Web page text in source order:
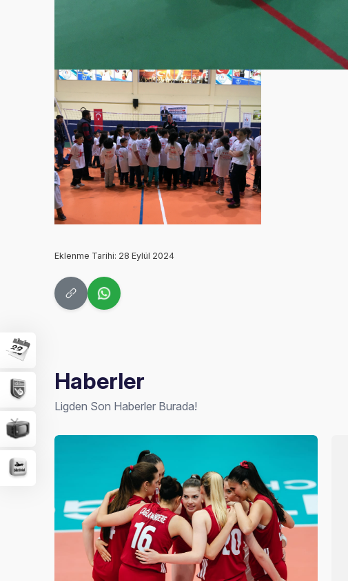
Eklenme Tarihi: 28 Eylül 2024
Haberler
Ligden Son Haberler Burada!